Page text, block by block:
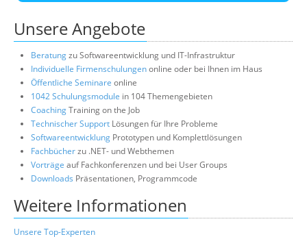
Unsere Angebote
Beratungzu Softwareentwicklung und IT-Infrastruktur
Individuelle Firmenschulungenonline oder bei Ihnen im Haus
Öffentliche Seminare online
1042 Schulungsmodule in 104 Themengebieten
CoachingTraining on the Job
Technischer Support Lösungen für Ihre Probleme
Softwareentwicklung Prototypen und Komplettlösungen
Fachbücherzu .NET- und Webthemen
Vorträge auf Fachkonferenzen und bei User Groups
Downloads Präsentationen, Programmcode
Weitere Informationen
Unsere Top-Experten